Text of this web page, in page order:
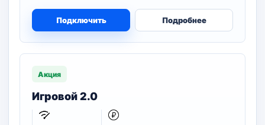
Подключить Подробнее
Акция
Игровой 2.0